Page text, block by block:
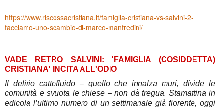
https://www.riscossacristiana.it/famiglia-cristiana-vs-salvini-2-
facciamo-uno-scambio-di-marco-manfredini/
VADE RETRO SALVINI: 'FAMIGLIA (COSIDDETTA)
CRISTIANA' INCITA ALL'ODIO
Il delirio cattofluido – quello che innalza muri, divide le
comunità e svuota le chiese – non dà tregua. Stamattina in
edicola l’ultimo numero di un settimanale già fiorente, oggi